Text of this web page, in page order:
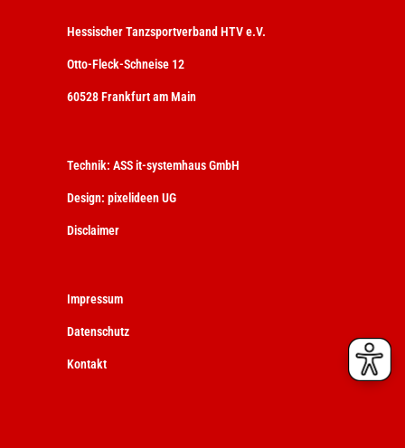
Hessischer Tanzsportverband HTV e.V.
Otto-Fleck-Schneise 12
60528 Frankfurt am Main
Technik: ASS it-systemhaus GmbH
Design: pixelideen UG
Disclaimer
Impressum
Datenschutz
Kontakt